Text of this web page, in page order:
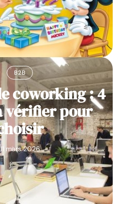
B2B
coworking : 4
vérifier pour
11 mars 2026